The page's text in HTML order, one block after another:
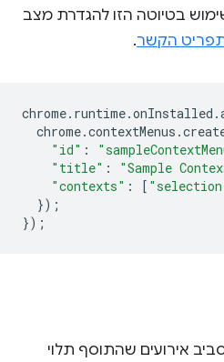
בטיוטה הזו להגדרת מצב
הקשר.
chrome. runtime.onInstalled .
chrome.contextMenus .
"id" :
"title" : "Sample
"contexts" : [
});
});
אירועים שהתוסף תלוי